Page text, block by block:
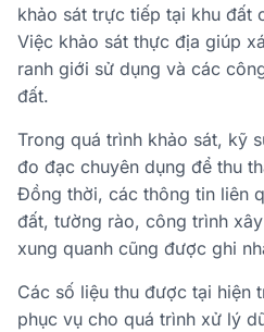
khảo sát trực tiếp tại khu đất
Việc khảo sát thực địa giúp
ranh giới sử dụng và các
đất.
Trong quá trình khảo sát, kỹ
đo đạc chuyên dụng để thu
Đồng thời, các thông tin liên
đất, tường rào, công trình
xung quanh cũng được ghi
Các số liệu thu được tại hiện
phục vụ cho quá trình xử lý